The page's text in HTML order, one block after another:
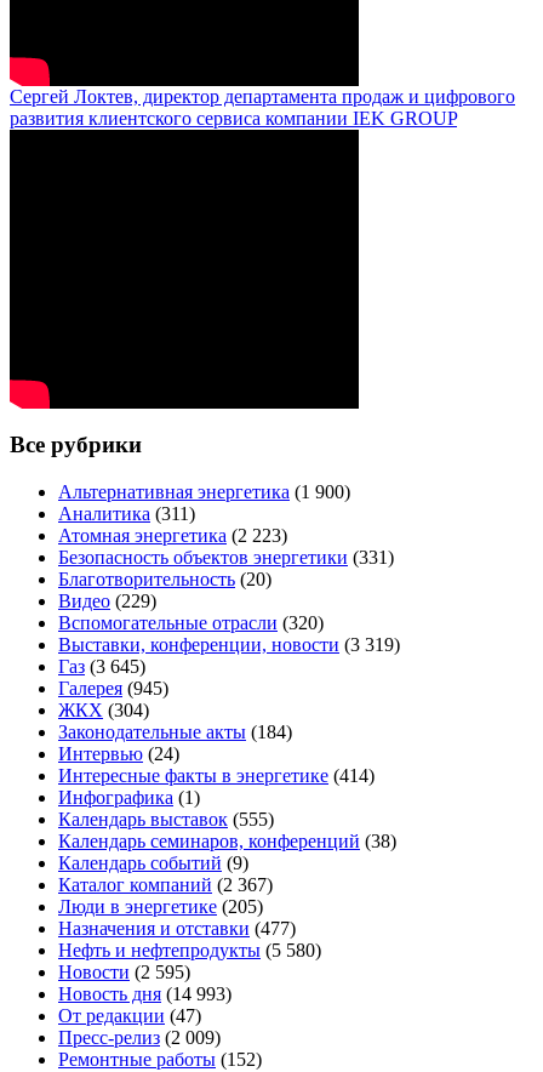
Сергей Локтев, директор департамента продаж и цифрового
развития клиентского сервиса компании IEK GROUP
Все рубрики
Альтернативная энергетика (1 900)
Аналитика (311)
Атомная энергетика (2 223)
Безопасность объектов энергетики (331)
Благотворительность (20)
Видео (229)
Вспомогательные отрасли (320)
Выставки, конференции, новости (3 319)
Газ (3 645)
Галерея (945)
ЖКХ (304)
Законодательные акты (184)
Интервью (24)
Интересные факты в энергетике (414)
Инфографика (1)
Календарь выставок (555)
Календарь семинаров, конференций (38)
Календарь событий (9)
Каталог компаний (2 367)
Люди в энергетике (205)
Назначения и отставки (477)
Нефть и нефтепродукты (5 580)
Новости (2 595)
Новость дня (14 993)
От редакции (47)
Пресс-релиз (2 009)
Ремонтные работы (152)